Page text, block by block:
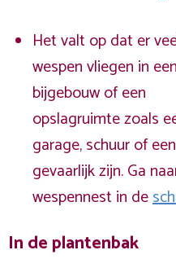
Het valt op dat er
wespen vliegen in een
bijgebouw of een
opslagruimte zoals
garage, schuur of
gevaarlijk zijn. Ga
wespennest in de
In de plantenbak